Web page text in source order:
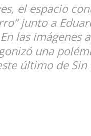
el espacio
junto a
las imágenes
una
último de Sin